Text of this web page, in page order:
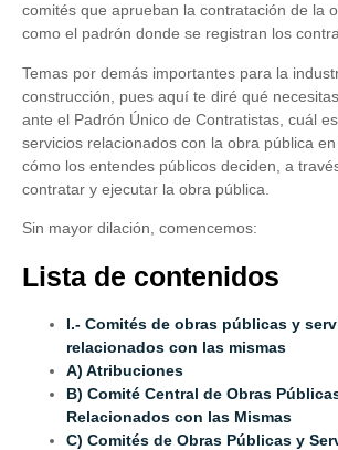
comités que aprueban la contratación de la
como el padrón donde se registran los
Temas por demás importantes para la
construcción, pues aquí te diré qué
ante el Padrón Único de Contratistas, cuál
servicios relacionados con la obra pública
cómo los entendes públicos deciden, a
contratar y ejecutar la obra pública.
Sin mayor dilación, comencemos:
Lista de contenidos
I.- Comités de obras públicas y
relacionados con las mismas
A) Atribuciones
B) Comité Central de Obras
Relacionados con las Mismas
C) Comités de Obras Públicas y